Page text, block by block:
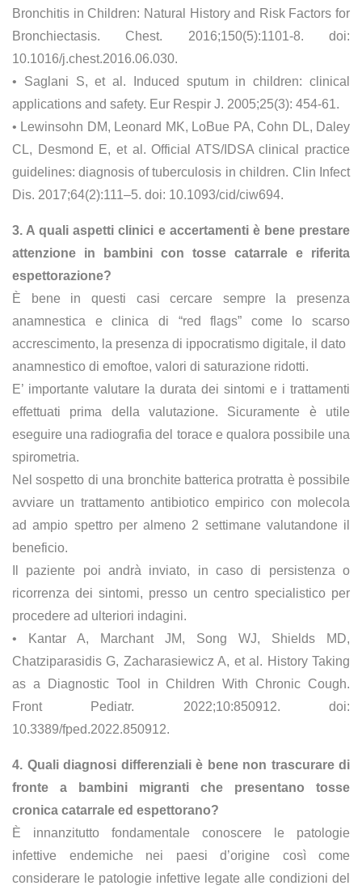
Bronchitis in Children: Natural History and Risk Factors for
Bronchiectasis. Chest. 2016;150(5):1101-8. doi:
10.1016/j.chest.2016.06.030.
• Saglani S, et al. Induced sputum in children: clinical
applications and safety. Eur Respir J. 2005;25(3): 454-61.
• Lewinsohn DM, Leonard MK, LoBue PA, Cohn DL, Daley
CL, Desmond E, et al. Official ATS/IDSA clinical practice
guidelines: diagnosis of tuberculosis in children. Clin Infect
Dis. 2017;64(2):111–5. doi: 10.1093/cid/ciw694.
3. A quali aspetti clinici e accertamenti è bene prestare
attenzione in bambini con tosse catarrale e riferita
espettorazione?
È bene in questi casi cercare sempre la presenza
anamnestica e clinica di “red flags” come lo scarso
accrescimento, la presenza di ippocratismo digitale, il dato
anamnestico di emoftoe, valori di saturazione ridotti.
E’ importante valutare la durata dei sintomi e i trattamenti
effettuati prima della valutazione. Sicuramente è utile
eseguire una radiografia del torace e qualora possibile una
spirometria.
Nel sospetto di una bronchite batterica protratta è possibile
avviare un trattamento antibiotico empirico con molecola
ad ampio spettro per almeno 2 settimane valutandone il
beneficio.
Il paziente poi andrà inviato, in caso di persistenza o
ricorrenza dei sintomi, presso un centro specialistico per
procedere ad ulteriori indagini.
• Kantar A, Marchant JM, Song WJ, Shields MD,
Chatziparasidis G, Zacharasiewicz A, et al. History Taking
as a Diagnostic Tool in Children With Chronic Cough.
Front Pediatr. 2022;10:850912. doi:
10.3389/fped.2022.850912.
4. Quali diagnosi differenziali è bene non trascurare di
fronte a bambini migranti che presentano tosse
cronica catarrale ed espettorano?
È innanzitutto fondamentale conoscere le patologie
infettive endemiche nei paesi d’origine così come
considerare le patologie infettive legate alle condizioni del